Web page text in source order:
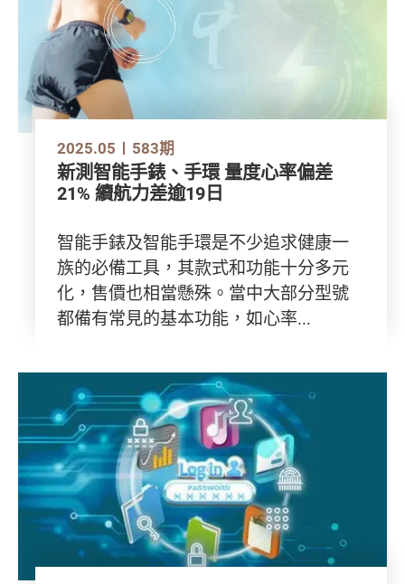
2025.05 583期
新測智能手錶、手環 量度心率偏差
21% 續航力差逾19日
智能手錶及智能手環是不少追求健康一
族的必備工具，其款式和功能十分多元
化，售價也相當懸殊。當中大部分型號
都備有常見的基本功能，如心率...